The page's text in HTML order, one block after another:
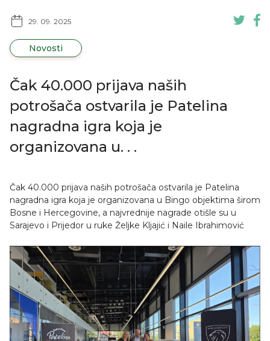
29. 09. 2025
Novosti
Čak 40.000 prijava naših
potrošača ostvarila je Patelina
nagradna igra koja je
organizovana u. . .
Čak 40.000 prijava naših potrošača ostvarila je Patelina
nagradna igra koja je organizovana u Bingo objektima širom
Bosne i Hercegovine, a najvrednije nagrade otišle su u
Sarajevo i Prijedor u ruke Željke Kljajić i Naile Ibrahimović